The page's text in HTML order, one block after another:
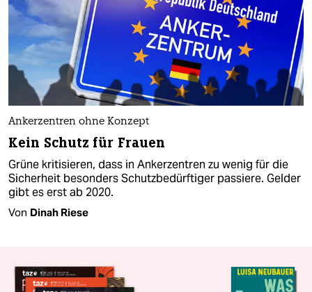
Ankerzentren ohne Konzept
Kein Schutz für Frauen
Grüne kritisieren, dass in Ankerzentren zu wenig für die
Sicherheit besonders Schutzbedürftiger passiere. Gelder
gibt es erst ab 2020.
Von Dinah Riese